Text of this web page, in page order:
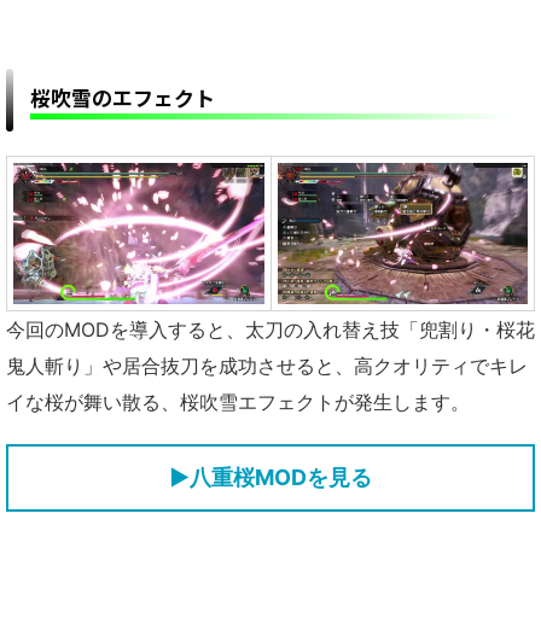
桜吹雪のエフェクト
今回のMODを導入すると、太刀の入れ替え技「兜割り・桜花
鬼人斬り」や居合抜刀を成功させると、高クオリティでキレ
イな桜が舞い散る、桜吹雪エフェクトが発生します。
▶八重桜MODを見る